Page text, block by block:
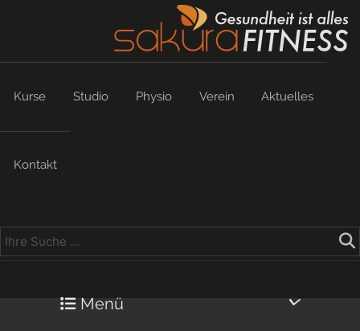
Kurse Studio Physio Verein Aktuelles
Kontakt
Menü